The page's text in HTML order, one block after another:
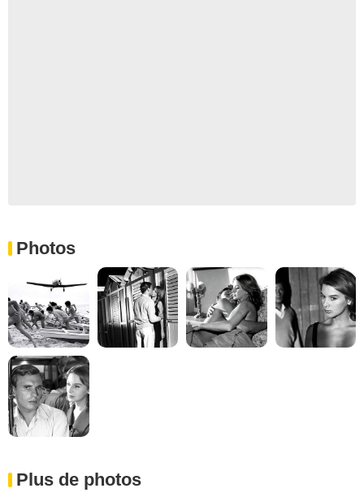
Photos
Plus de photos